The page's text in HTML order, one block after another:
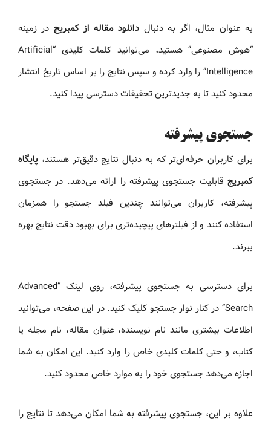
به عنوان مثال، اگر به دنبال دانلود مقاله از کمبریج در زمینه
“هوش مصنوعی” هستید، می‌توانید کلمات کلیدی “Artificial
Intelligence” را وارد کرده و سپس نتایج را بر اساس تاریخ انتشار
محدود کنید تا به جدیدترین تحقیقات دسترسی پیدا کنید.
جستجوی پیشرفته
برای کاربران حرفه‌ای‌تر که به دنبال نتایج دقیق‌تر هستند، پایگاه
کمبریج قابلیت جستجوی پیشرفته را ارائه می‌دهد. در جستجوی
پیشرفته، کاربران می‌توانند چندین فیلد جستجو را همزمان
استفاده کنند و از فیلترهای پیچیده‌تری برای بهبود دقت نتایج بهره
ببرند.
برای دسترسی به جستجوی پیشرفته، روی لینک “Advanced
Search” در کنار نوار جستجو کلیک کنید. در این صفحه، می‌توانید
اطلاعات بیشتری مانند نام نویسنده، عنوان مقاله، نام مجله یا
کتاب، و حتی کلمات کلیدی خاص را وارد کنید. این امکان به شما
اجازه می‌دهد جستجوی خود را به موارد خاص محدود کنید.
علاوه بر این، جستجوی پیشرفته به شما امکان می‌دهد تا نتایج را